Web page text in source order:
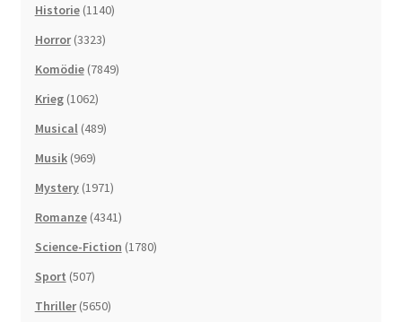
Historie (1140)
Horror (3323)
Komödie (7849)
Krieg (1062)
Musical (489)
Musik (969)
Mystery (1971)
Romanze (4341)
Science-Fiction (1780)
Sport (507)
Thriller (5650)